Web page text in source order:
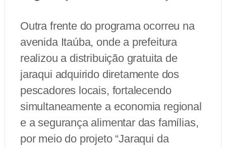
Outra frente do programa ocorreu na
avenida Itaúba, onde a prefeitura
realizou a distribuição gratuita de
jaraqui adquirido diretamente dos
pescadores locais, fortalecendo
simultaneamente a economia regional
e a segurança alimentar das famílias,
por meio do projeto “Jaraqui da